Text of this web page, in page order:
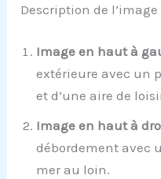
Description de l’image
Image en haut à
extérieure avec un
et d’une aire de
Image en haut à
débordement avec
mer au loin.